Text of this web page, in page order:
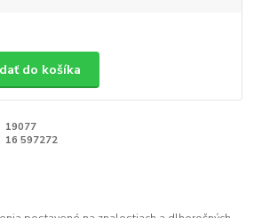
do košíka
19077
16 597272